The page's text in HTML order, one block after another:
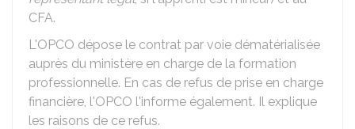
CFA.
L'OPCO dépose le contrat par voie dématérialisée
auprès du ministère en charge de la formation
professionnelle. En cas de refus de prise en charge
financière, l'OPCO l'informe également. Il explique
les raisons de ce refus.